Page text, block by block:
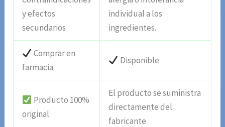
y efectos
secundarios
individual a los
ingredientes.
Comprar en
farmacia
Disponible
Producto 100%
original
El producto se suministra
directamente del
fabricante